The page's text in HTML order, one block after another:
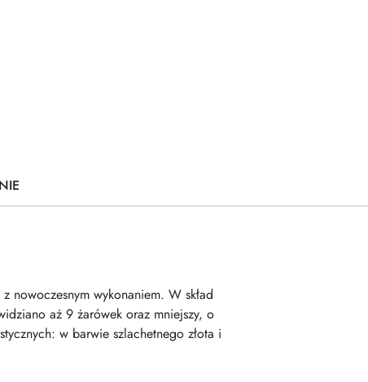
nowoczesnym wykonaniem. W skład
aż 9 żarówek oraz mniejszy, o
w barwie szlachetnego złota i